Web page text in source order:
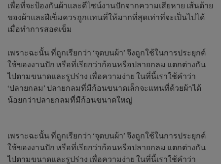
เพื่อที่จะป้องกันผ้าและดีไซน์งานปักจากความเสียหาย เส้นด้าย
ของผ้าและฝีเข็มควรถูกแทนที่ให้มากที่สุดเท่าที่จะเป็นไปได้
เมื่อทำการสอดเข็ม
เพราะฉะนั้น ที่ถูกเรียกว่า ‘จุดบนผ้า’ จึงถูกใช้ในการประยุกต์
ใช้ของงานปัก หรือที่เรียกว่าก้อนหรือปลายกลม แตกต่างกัน
ไปตามขนาดและรูปร่าง เพื่อความง่าย ในที่นี้เราใช้คำว่า
‘ปลายกลม’ ปลายกลมที่มีก้อนขนาดเล็กจะแทนที่ด้วยผ้าได้
น้อยกว่าปลายกลมที่มีก้อนขนาดใหญ่
เพราะฉะนั้น ที่ถูกเรียกว่า ‘จุดบนผ้า’ จึงถูกใช้ในการประยุกต์
ใช้ของงานปัก หรือที่เรียกว่าก้อนหรือปลายกลม แตกต่างกัน
ไปตามขนาดและรูปร่าง เพื่อความง่าย ในที่นี้เราใช้คำว่า